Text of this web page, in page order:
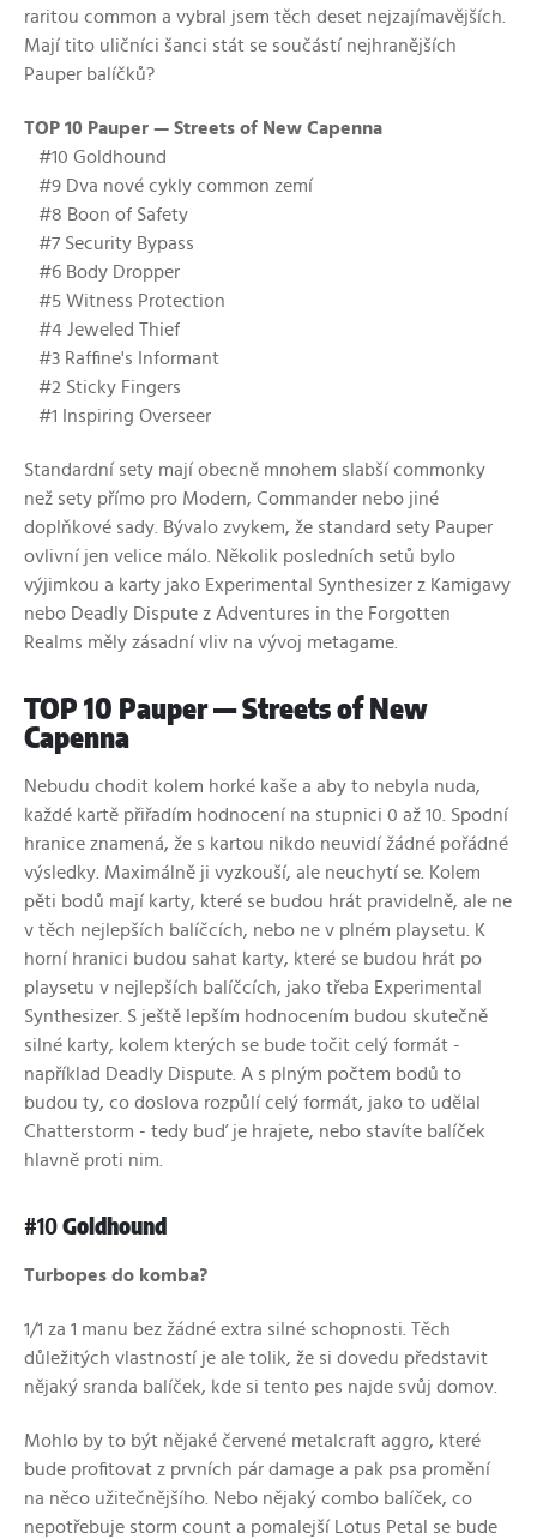
raritou common a vybral jsem těch deset nejzajímavějších.
Mají tito uličníci šanci stát se součástí nejhranějších
Pauper balíčků?
TOP 10 Pauper — Streets of New Capenna
#10 Goldhound
#9 Dva nové cykly common zemí
#8 Boon of Safety
#7 Security Bypass
#6 Body Dropper
#5 Witness Protection
#4 Jeweled Thief
#3 Raffine's Informant
#2 Sticky Fingers
#1 Inspiring Overseer
Standardní sety mají obecně mnohem slabší commonky
než sety přímo pro Modern, Commander nebo jiné
doplňkové sady. Bývalo zvykem, že standard sety Pauper
ovlivní jen velice málo. Několik posledních setů bylo
výjimkou a karty jako Experimental Synthesizer z Kamigavy
nebo Deadly Dispute z Adventures in the Forgotten
Realms měly zásadní vliv na vývoj metagame.
TOP 10 Pauper — Streets of New
Capenna
Nebudu chodit kolem horké kaše a aby to nebyla nuda,
každé kartě přiřadím hodnocení na stupnici 0 až 10. Spodní
hranice znamená, že s kartou nikdo neuvidí žádné pořádné
výsledky. Maximálně ji vyzkouší, ale neuchytí se. Kolem
pěti bodů mají karty, které se budou hrát pravidelně, ale ne
v těch nejlepších balíčcích, nebo ne v plném playsetu. K
horní hranici budou sahat karty, které se budou hrát po
playsetu v nejlepších balíčcích, jako třeba Experimental
Synthesizer. S ještě lepším hodnocením budou skutečně
silné karty, kolem kterých se bude točit celý formát -
například Deadly Dispute. A s plným počtem bodů to
budou ty, co doslova rozpůlí celý formát, jako to udělal
Chatterstorm - tedy buď je hrajete, nebo stavíte balíček
hlavně proti nim.
#10 Goldhound
Turbopes do komba?
1/1 za 1 manu bez žádné extra silné schopnosti. Těch
důležitých vlastností je ale tolik, že si dovedu představit
nějaký sranda balíček, kde si tento pes najde svůj domov.
Mohlo by to být nějaké červené metalcraft aggro, které
bude profitovat z prvních pár damage a pak psa promění
na něco užitečnějšího. Nebo nějaký combo balíček, co
nepotřebuje storm count a pomalejší Lotus Petal se bude